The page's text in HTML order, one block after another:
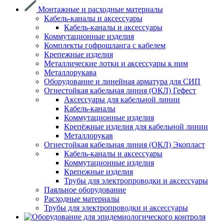
Монтажные и расходные материалы
Кабель-каналы и аксессуары
Кабель-каналы и аксессуары
Коммутационные изделия
Комплекты гофрошланга с кабелем
Крепежные изделия
Металлические лотки и аксессуары к ним
Металлорукава
Оборудование и линейная арматура для СИП
Огнестойкая кабельная линия (ОКЛ) Гефест
Аксессуары для кабельной линии
Кабель-каналы
Коммутационные изделия
Крепёжные изделия для кабельной линии
Металлорукав
Огнестойкая кабельная линия (ОКЛ) Экопласт
Кабель-каналы и аксессуары
Коммутационные изделия
Крепежные изделия
Трубы для электропроводки и аксессуары
Паяльное оборудование
Расходные материалы
Трубы для электропроводки и аксессуары